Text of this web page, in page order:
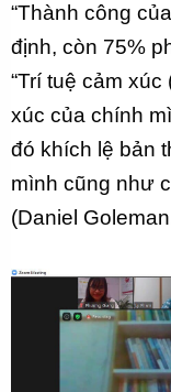
“Thành công
định, còn 75%
“Trí tuệ cảm
xúc của chính
đó khích lệ bản
mình cũng như
(Daniel